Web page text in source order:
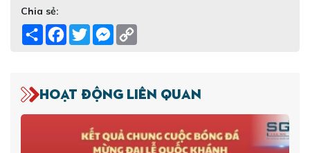
Chia sẻ:
ShareFacebook
TwitterMessenger
Hoạt động liên quan